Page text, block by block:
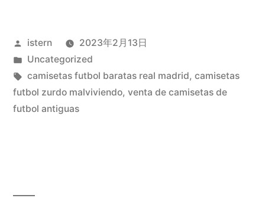
Publicado
por
istern
2023年2月13日
Publicado
en
Uncategorized
Etiquetas:
camisetas futbol baratas real madrid, camisetas
futbol zurdo malviviendo, venta de camisetas de
futbol antiguas